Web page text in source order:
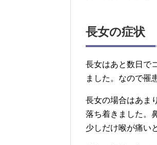
長女の症状
長女はあと数日で
ました。なので罹
長女の場合はあま
落ち着きました。
少しだけ喉が痛い